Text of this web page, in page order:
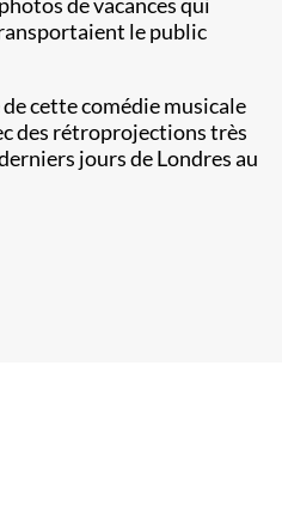
le public
cette comédie musicale
des rétroprojections très
jours de Londres au